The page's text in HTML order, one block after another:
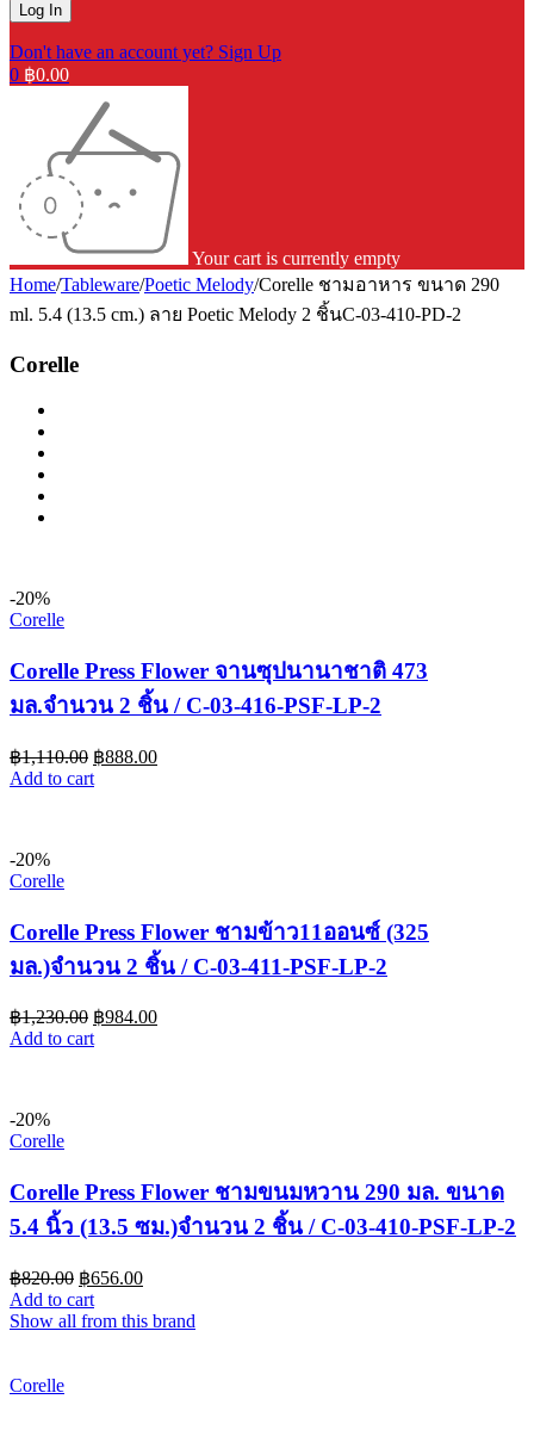
Don't have an account yet? Sign Up
0 ฿0.00
Your cart is currently empty
Home/Tableware/Poetic Melody/Corelle ชามอาหาร ขนาด 290
ml. 5.4 (13.5 cm.) ลาย Poetic Melody 2 ชิ้นC-03-410-PD-2
Corelle
-20%
Corelle
Corelle Press Flower จานซุปนานาชาติ 473
มล.จำนวน 2 ชิ้น / C-03-416-PSF-LP-2
฿1,110.00 ฿888.00
Add to cart
-20%
Corelle
Corelle Press Flower ชามข้าว11ออนซ์ (325
มล.)จำนวน 2 ชิ้น / C-03-411-PSF-LP-2
฿1,230.00 ฿984.00
Add to cart
-20%
Corelle
Corelle Press Flower ชามขนมหวาน 290 มล. ขนาด
5.4 นิ้ว (13.5 ซม.)จำนวน 2 ชิ้น / C-03-410-PSF-LP-2
฿820.00 ฿656.00
Add to cart
Show all from this brand
Corelle